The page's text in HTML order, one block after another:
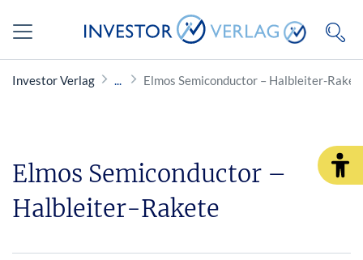
Investor Verlag Elmos Semiconductor – Halbleiter-
Elmos Semiconductor –
Halbleiter-Rakete